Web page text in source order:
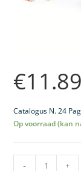
€11.89
Catalogus N. 24
Op voorraad (kan
- +